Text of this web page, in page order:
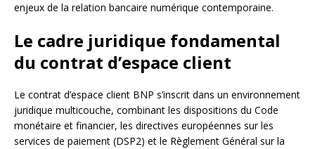
enjeux de la relation bancaire numérique contemporaine.
Le cadre juridique fondamental
du contrat d’espace client
Le contrat d’espace client BNP s’inscrit dans un environnement
juridique multicouche, combinant les dispositions du Code
monétaire et financier, les directives européennes sur les
services de paiement (DSP2) et le Règlement Général sur la